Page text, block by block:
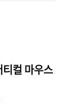
컬 마우스